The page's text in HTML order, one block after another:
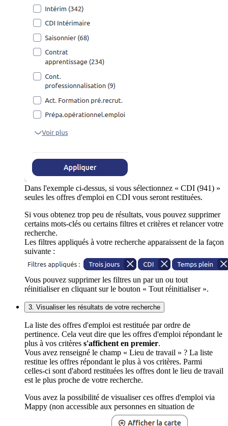
Dans l'exemple ci-dessus, si vous sélectionnez « CDI (941) »
seules les offres d'emploi en CDI vous seront restituées.
Si vous obtenez trop peu de résultats, vous pouvez supprimer
certains mots-clés ou certains filtres et critères et relancer votre
recherche.
Les filtres appliqués à votre recherche apparaissent de la façon
suivante :
Vous pouvez supprimer les filtres un par un ou tout
réinitialiser en cliquant sur le bouton « Tout réinitialiser ».
3. Visualiser les résultats de votre recherche
La liste des offres d'emploi est restituée par ordre de
pertinence. Cela veut dire que les offres d'emploi répondant le
plus à vos critères s'affichent en premier.
Vous avez renseigné le champ « Lieu de travail » ? La liste
restitue les offres répondant le plus à vos critères. Parmi
celles-ci sont d'abord restituées les offres dont le lieu de travail
est le plus proche de votre recherche.
Vous avez la possibilité de visualiser ces offres d'emploi via
Mappy (non accessible aux personnes en situation de